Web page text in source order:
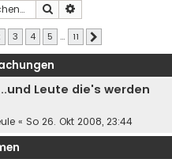
Suche
11
3 4 5 … 11
Leute die's werden
« So 26. Okt 2008, 23:44